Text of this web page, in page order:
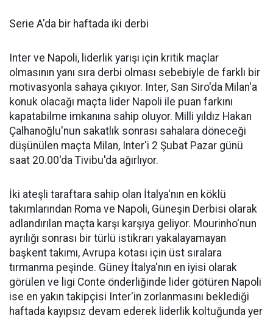
Serie A'da bir haftada iki derbi
Inter ve Napoli, liderlik yarışı için kritik maçlar
olmasının yanı sıra derbi olması sebebiyle de farklı bir
motivasyonla sahaya çıkıyor. Inter, San Siro'da Milan'a
konuk olacağı maçta lider Napoli ile puan farkını
kapatabilme imkanına sahip oluyor. Milli yıldız Hakan
Çalhanoğlu'nun sakatlık sonrası sahalara döneceği
düşünülen maçta Milan, Inter'i 2 Şubat Pazar günü
saat 20.00'da Tivibu'da ağırlıyor.
İki ateşli taraftara sahip olan İtalya'nın en köklü
takımlarından Roma ve Napoli, Güneşin Derbisi olarak
adlandırılan maçta karşı karşıya geliyor. Mourinho'nun
ayrılığı sonrası bir türlü istikrarı yakalayamayan
başkent takımı, Avrupa kotası için üst sıralara
tırmanma peşinde. Güney İtalya'nın en iyisi olarak
görülen ve ligi Conte önderliğinde lider götüren Napoli
ise en yakın takipçisi Inter'in zorlanmasını beklediği
haftada kayıpsız devam ederek liderlik koltuğunda yer